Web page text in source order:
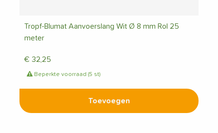
Tropf-Blumat Aanvoerslang Wit Ø 8 mm Rol 25
meter
€ 32,25
Beperkte voorraad (5 st)
Toevoegen